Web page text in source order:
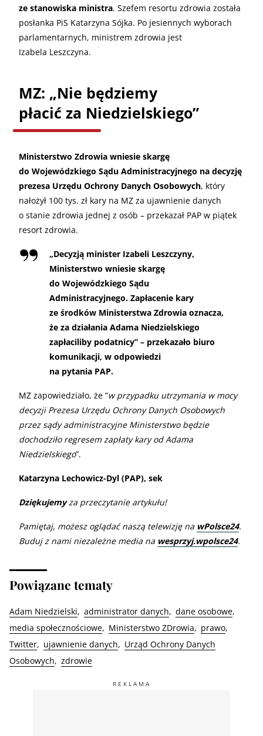
ze stanowiska ministra. Szefem resortu zdrowia została
posłanka PiS Katarzyna Sójka. Po jesiennych wyborach
parlamentarnych, ministrem zdrowia jest
Izabela Leszczyna.
MZ: „Nie będziemy
płacić za Niedzielskiego”
Ministerstwo Zdrowia wniesie skargę
do Wojewódzkiego Sądu Administracyjnego na decyzję
prezesa Urzędu Ochrony Danych Osobowych, który
nałożył 100 tys. zł kary na MZ za ujawnienie danych
o stanie zdrowia jednej z osób – przekazał PAP w piątek
resort zdrowia.
„Decyzją minister Izabeli Leszczyny,
Ministerstwo wniesie skargę
do Wojewódzkiego Sądu
Administracyjnego. Zapłacenie kary
ze środków Ministerstwa Zdrowia oznacza,
że za działania Adama Niedzielskiego
zapłaciliby podatnicy” – przekazało biuro
komunikacji, w odpowiedzi
na pytania PAP.
MZ zapowiedziało, że ”w przypadku utrzymania w mocy
decyzji Prezesa Urzędu Ochrony Danych Osobowych
przez sądy administracyjne Ministerstwo będzie
dochodziło regresem zapłaty kary od Adama
Niedzielskiego”.
Katarzyna Lechowicz-Dyl (PAP), sek
Dziękujemyza przeczytanie artykułu!
Pamiętaj, możesz oglądać naszą telewizję na wPolsce24.
Buduj z nami niezależne media na wesprzyj.wpolsce24.
Powiązane tematy
Adam Niedzielski administrator danych
dane osobowe
media społecznościowe
Ministerstwo ZDrowia
prawo
Twitter
ujawnienie danych
Urząd Ochrony Danych
Osobowych
zdrowie